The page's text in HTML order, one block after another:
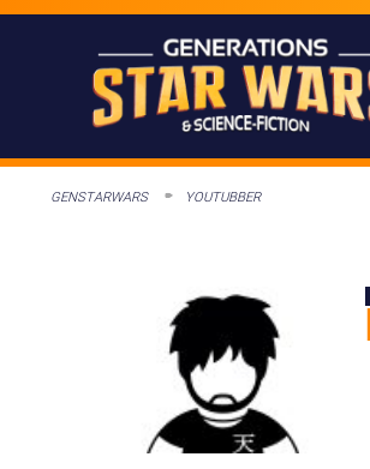
GENSTARWARS YOUTUBBER